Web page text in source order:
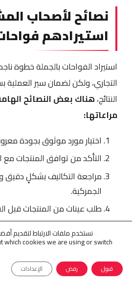
نصائح لأصحاب
استيرادهم
استيراد الفواحات بالجملة خطوة
التجاري، ولكن لضمان سير
النتائج،هناك بعض النصائح
مراعاتها:
اختيار مورد موثوق بجودة
التأكد من توافق المنتجات مع
مراجعة التكاليف بشكلٍ دقيق
الجمركية.
طلب عينات من المنتجات قبل
الحفاظ على تواصل مستمر مع
الشحنات في الوقت المحدد.
دراسة السوق المحلي لتحديد
التعاقد مع شركة شحن ذات
نستخدم ملفات الارتباط لتقديم
which cookies we are using or switch
قبول رفض الإعدادات